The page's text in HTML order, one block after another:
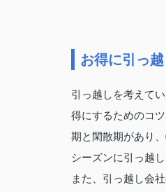
お得に引っ
引っ越しを考えて
得にするためのコ
期と閑散期があり
シーズンに引っ越
また、引っ越し会